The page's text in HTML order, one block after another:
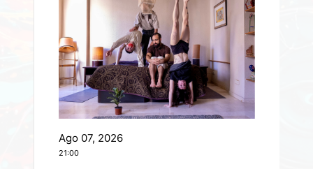
Ago 07, 2026
21:00